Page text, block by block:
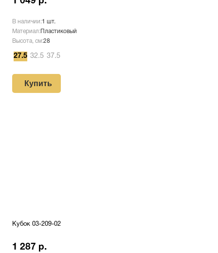
В наличии:1 шт.
Материал: Пластиковый
Высота, см:28
27.5 32.5 37.5
Купить
Кубок 03-209-02
1 287 р.